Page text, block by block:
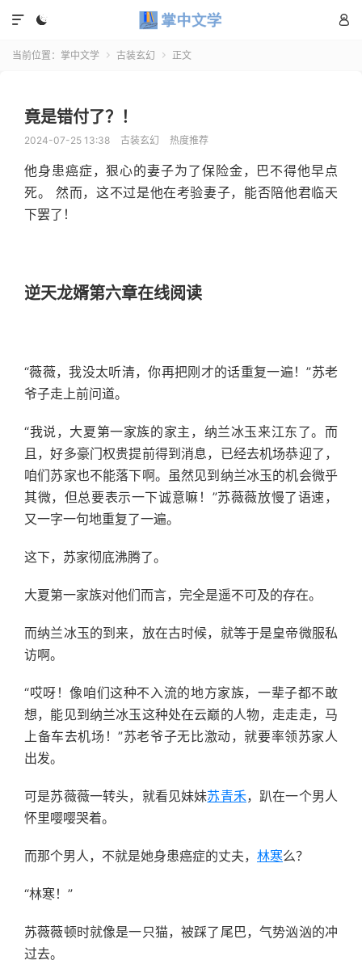
 

当前位置： 掌中文学  古装玄幻  正文
竟是错付了？！
2024-07-25 13:38 古装玄幻 热度推荐
他身患癌症，狠心的妻子为了保险金，巴不得他早点
死。 然而，这不过是他在考验妻子，能否陪他君临天
下罢了！
逆天龙婿第六章在线阅读
“薇薇，我没太听清，你再把刚才的话重复一遍！”苏老
爷子走上前问道。
“我说，大夏第一家族的家主，纳兰冰玉来江东了。而
且，好多豪门权贵提前得到消息，已经去机场恭迎了，
咱们苏家也不能落下啊。虽然见到纳兰冰玉的机会微乎
其微，但总要表示一下诚意嘛！”苏薇薇放慢了语速，
又一字一句地重复了一遍。
这下，苏家彻底沸腾了。
大夏第一家族对他们而言，完全是遥不可及的存在。
而纳兰冰玉的到来，放在古时候，就等于是皇帝微服私
访啊。
“哎呀！像咱们这种不入流的地方家族，一辈子都不敢
想，能见到纳兰冰玉这种处在云巅的人物，走走走，马
上备车去机场！”苏老爷子无比激动，就要率领苏家人
出发。
可是苏薇薇一转头，就看见妹妹苏青禾，趴在一个男人
怀里嘤嘤哭着。
而那个男人，不就是她身患癌症的丈夫， 林寒么？
“林寒！”
苏薇薇顿时就像是一只猫，被踩了尾巴，气势汹汹的冲
过去。